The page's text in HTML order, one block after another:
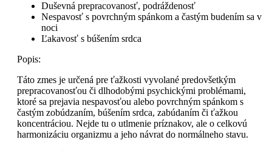
Duševná prepracovanosť, podráždenosť
Nespavosť s povrchným spánkom a častým budením sa v
noci
Ľakavosť s búšením srdca
Popis:
Táto zmes je určená pre ťažkosti vyvolané predovšetkým
prepracovanosťou či dlhodobými psychickými problémami,
ktoré sa prejavia nespavosťou alebo povrchným spánkom s
častým zobúdzaním, búšením srdca, zabúdaním či ťažkou
koncentráciou. Nejde tu o utlmenie príznakov, ale o celkovú
harmonizáciu organizmu a jeho návrat do normálneho stavu.